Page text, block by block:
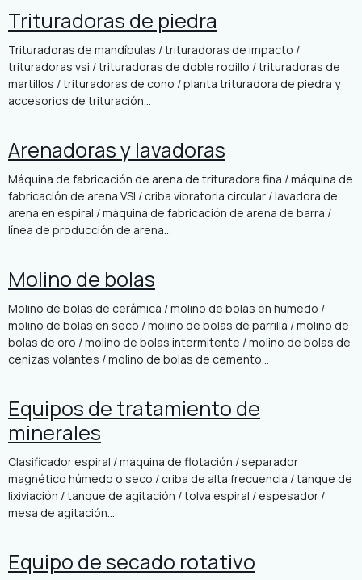
Trituradoras de piedra
Trituradoras de mandíbulas / trituradoras de impacto /
trituradoras vsi / trituradoras de doble rodillo / trituradoras de
martillos / trituradoras de cono / planta trituradora de piedra y
accesorios de trituración...
Arenadoras y lavadoras
Máquina de fabricación de arena de trituradora fina / máquina de
fabricación de arena VSI / criba vibratoria circular / lavadora de
arena en espiral / máquina de fabricación de arena de barra /
línea de producción de arena...
Molino de bolas
Molino de bolas de cerámica / molino de bolas en húmedo /
molino de bolas en seco / molino de bolas de parrilla / molino de
bolas de oro / molino de bolas intermitente / molino de bolas de
cenizas volantes / molino de bolas de cemento...
Equipos de tratamiento de
minerales
Clasificador espiral / máquina de flotación / separador
magnético húmedo o seco / criba de alta frecuencia / tanque de
lixiviación / tanque de agitación / tolva espiral / espesador /
mesa de agitación...
Equipo de secado rotativo